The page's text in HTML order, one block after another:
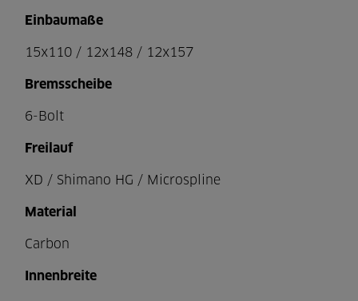
Einbaumaße
15x110 / 12x148 / 12x157
Bremsscheibe
6-Bolt
Freilauf
XD / Shimano HG / Microspline
Material
Carbon
Innenbreite